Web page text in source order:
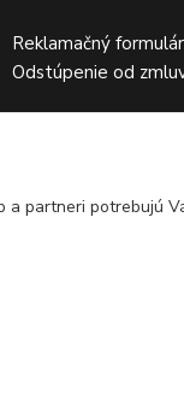
Reklamačný formulár
Odstúpenie od
a partneri potrebujú